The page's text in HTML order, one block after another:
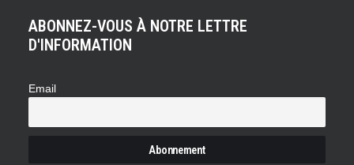
ABONNEZ-VOUS À NOTRE LETTRE
D'INFORMATION
Email